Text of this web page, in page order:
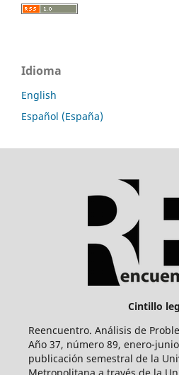
Idioma
English
Español (España)
Cintillo
Reencuentro. Análisis de
Año 37, número 89, enero-
publicación semestral de la